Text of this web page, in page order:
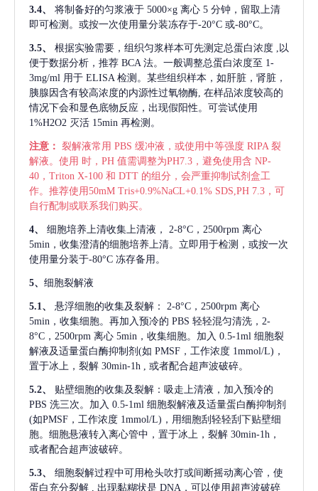
3.4、 将制备好的匀浆液于 5000×g 离心 5 分钟，留取上清
即可检测。或按一次使用量分装冻存于-20°C 或-80°C。
3.5、 根据实验需要，组织匀浆样本可先测定总蛋白浓度 ,以
便于数据分析，推荐 BCA 法。一般调整总蛋白浓度至 1-
3mg/ml 用于 ELISA 检测。某些组织样本，如肝脏，肾脏，
胰腺因含有较高浓度的内源性过氧物酶, 在样品浓度较高的
情况下会和显色底物反应，出现假阳性。可尝试使用
1%H2O2 灭活 15min 再检测。
注意： 裂解液常用 PBS 缓冲液，或使用中等强度 RIPA 裂
解液。使用 时，PH 值需调整为PH7.3，避免使用含 NP-
40，Triton X-100 和 DTT 的组分，会严重抑制试剂盒工
作。推荐使用50mM Tris+0.9%NaCL+0.1% SDS,PH 7.3，可
自行配制或联系我们购买。
4、 细胞培养上清收集上清液，
2-8°C，2500rpm 离心
5min，收集澄清的细胞培养上清。立即用于检测，或按一次
使用量分装于-80°C 冻存备用。
5、 细胞裂解液
5.1、 悬浮细胞的收集及裂解：
2-8°C，2500rpm 离心
5min，收集细胞。再加入预冷的 PBS 轻轻混匀清洗，2-
8°C，2500rpm 离心 5min，收集细胞。加入 0.5-1ml 细胞裂
解液及适量蛋白酶抑制剂(如 PMSF，工作浓度 1mmol/L)，
置于冰上，裂解 30min-1h , 或者配合超声波破碎。
5.2、
贴壁细胞的收集及裂解：吸走上清液，加入预冷的
PBS 洗三次。加入 0.5-1ml 细胞裂解液及适量蛋白酶抑制剂
(如PMSF，工作浓度 1mmol/L)，用细胞刮轻轻刮下贴壁细
胞。细胞悬液转入离心管中，置于冰上，裂解 30min-1h，
或者配合超声波破碎。
5.3、
细胞裂解过程中可用枪头吹打或间断摇动离心管，使
蛋白充分裂解 , 出现黏糊状是 DNA，可以使用超声波破碎